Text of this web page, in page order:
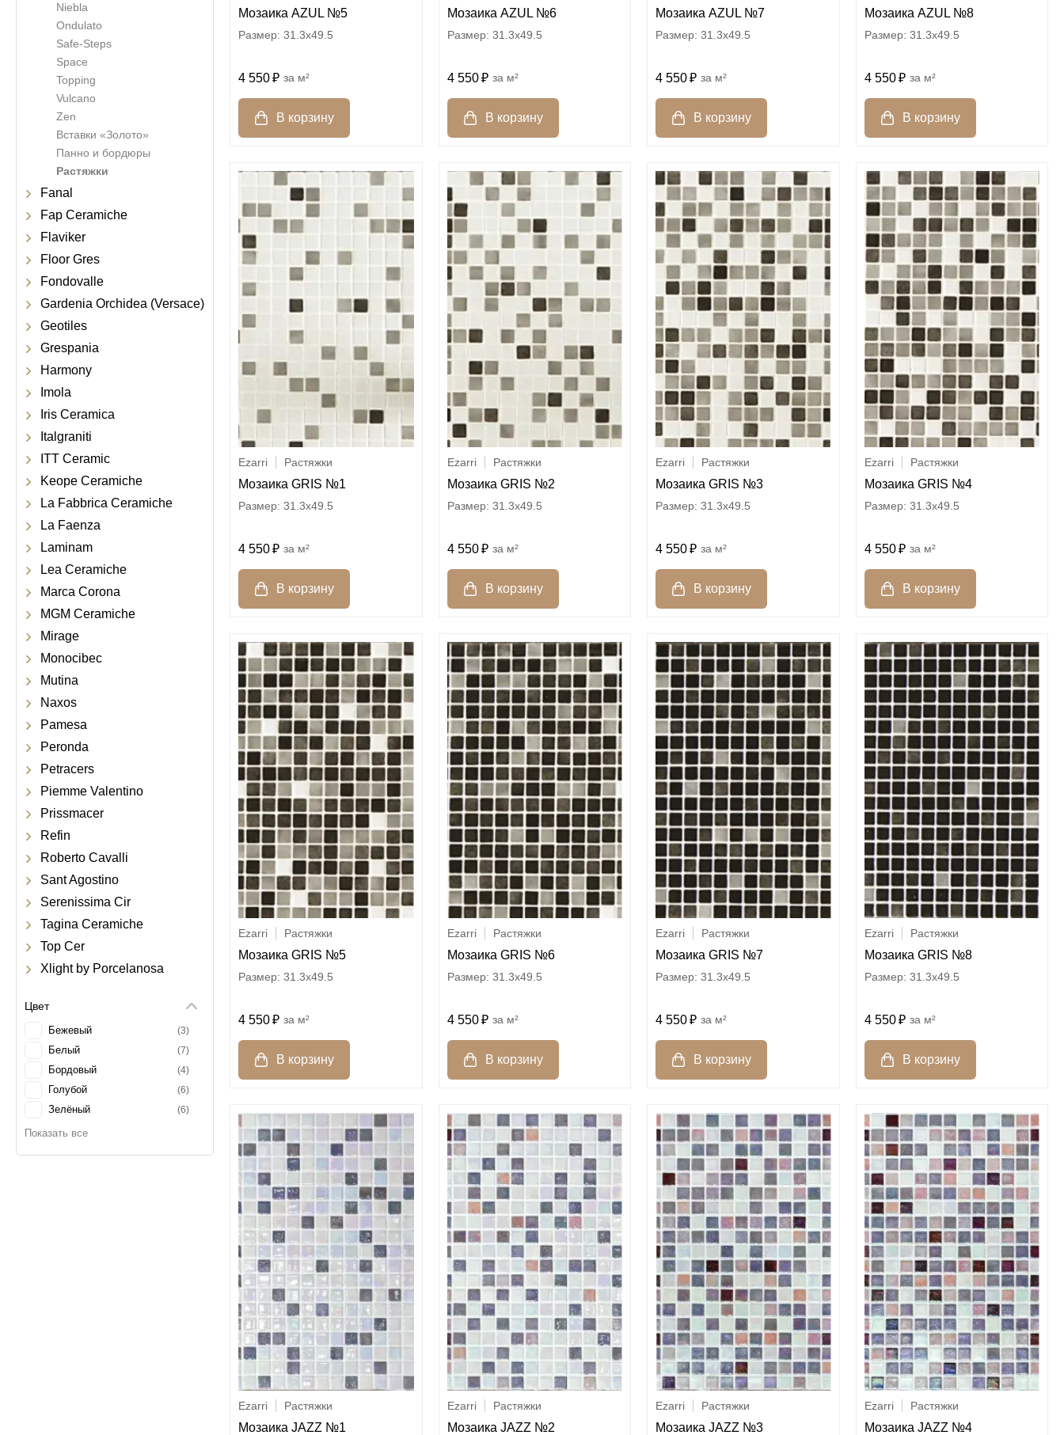
Niebla
Ondulato
Safe-Steps
Space
Topping
Vulcano
Zen
Вставки «Золото»
Панно и бордюры
Растяжки
Fanal
Fap Ceramiche
Flaviker
Floor Gres
Fondovalle
Gardenia Orchidea (Versace)
Geotiles
Grespania
Harmony
Imola
Iris Ceramica
Italgraniti
ITT Ceramic
Keope Ceramiche
La Fabbrica Ceramiche
La Faenza
Laminam
Lea Ceramiche
Marca Corona
MGM Ceramiche
Mirage
Monocibec
Mutina
Naxos
Pamesa
Peronda
Petracers
Piemme Valentino
Prissmacer
Refin
Roberto Cavalli
Sant Agostino
Serenissima Cir
Tagina Ceramiche
Top Cer
Xlight by Porcelanosa
Цвет
Бежевый 3
Белый 7
Бордовый 4
Голубой 6
Зелёный 6
Коричневый
Мозаика AZUL №5
31.3x49.5
4 550 м²
Мозаика AZUL №6
31.3x49.5
4 550 м²
Мозаика AZUL №7
31.3x49.5
4 550 м²
Мозаика AZUL №8
31.3x49.5
4 550 м²
Ezarri Растяжки
Мозаика GRIS №1
31.3x49.5
4 550 м²
Ezarri Растяжки
Мозаика GRIS №2
31.3x49.5
4 550 м²
Ezarri Растяжки
Мозаика GRIS №3
31.3x49.5
4 550 м²
Ezarri Растяжки
Мозаика GRIS №4
31.3x49.5
4 550 м²
Ezarri Растяжки
Мозаика GRIS №5
31.3x49.5
4 550 м²
Ezarri Растяжки
Мозаика GRIS №6
31.3x49.5
4 550 м²
Ezarri Растяжки
Мозаика GRIS №7
31.3x49.5
4 550 м²
Ezarri Растяжки
Мозаика GRIS №8
31.3x49.5
4 550 м²
Ezarri Растяжки
Мозаика JAZZ №1
Ezarri Растяжки
Мозаика JAZZ №2
Ezarri Растяжки
Мозаика JAZZ №3
Ezarri Растяжки
Мозаика JAZZ №4